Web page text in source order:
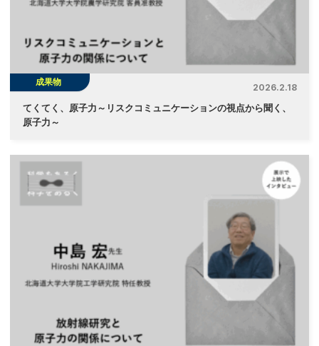
成果物
2026.2.18
てくてく、原子力～リスクコミュニケーションの視点から聞く、
原子力～